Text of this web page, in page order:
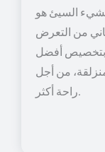
السيئ هو
من التعرض
بتخصيص أفضل
من أجل
راحة أكثر.